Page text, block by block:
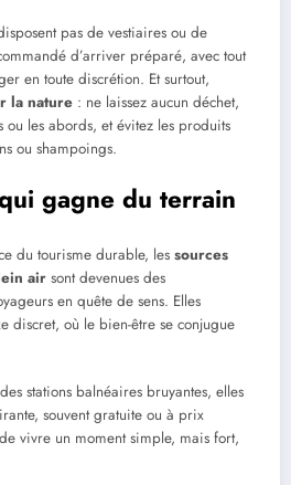
pas de vestiaires ou de
d’arriver préparé, avec tout
en toute discrétion. Et surtout,
la nature : ne laissez aucun déchet,
les abords, et évitez les produits
ou shampoings.
gagne du terrain
du tourisme durable, les sources
air sont devenues des
en quête de sens. Elles
discret, où le bien-être se conjugue
stations balnéaires bruyantes, elles
souvent gratuite ou à prix
vivre un moment simple, mais fort,